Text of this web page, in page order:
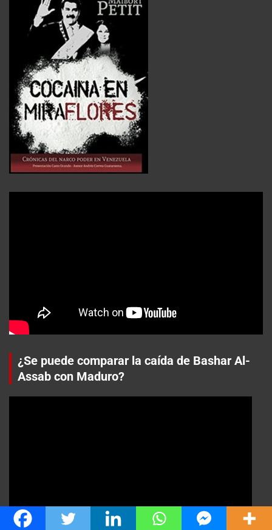
¿Se puede comparar la caída de Bashar Al-
Assab con Maduro?